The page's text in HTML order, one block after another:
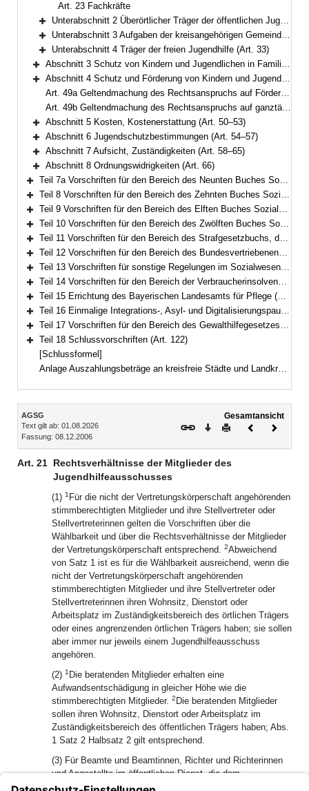
Art. 23 Fachkräfte
Bereich erweitern
Unterabschnitt 2 Überörtlicher Träger der öffentlichen Jugendhilfe, Zentrum Bayern Familie und Soziales, Landesjugendamt, Oberste Landesjugendbehörde (Art. 24–29)
Bereich erweitern
Unterabschnitt 3 Aufgaben der kreisangehörigen Gemeinden, der Bezirke und des Bayerischen Jugendrings (Art. 30–32)
Bereich erweitern
Unterabschnitt 4 Träger der freien Jugendhilfe (Art. 33)
Bereich erweitern
Abschnitt 3 Schutz von Kindern und Jugendlichen in Familienpflege (Art. 34–43)
Bereich erweitern
Abschnitt 4 Schutz und Förderung von Kindern und Jugendlichen in Einrichtungen (Art. 44–49)
Art. 49a Geltendmachung des Rechtsanspruchs auf Förderung in einer Tageseinrichtung oder in Kindertagespflege bis zum Schuleintritt (noch nicht in Kraft)
Art. 49b Geltendmachung des Rechtsanspruchs auf ganztägige Bildung und Betreuung von Kindern im Grundschulalter (noch nicht in Kraft)
Bereich erweitern
Abschnitt 5 Kosten, Kostenerstattung (Art. 50–53)
Bereich erweitern
Abschnitt 6 Jugendschutzbestimmungen (Art. 54–57)
Bereich erweitern
Abschnitt 7 Aufsicht, Zuständigkeiten (Art. 58–65)
Bereich erweitern
Abschnitt 8 Ordnungswidrigkeiten (Art. 66)
Bereich erweitern
Teil 7a Vorschriften für den Bereich des Neunten Buches Sozialgesetzbuch – Rehabilitation und Teilhabe von Menschen mit Behinderungen – (Art. 66a–66g)
Bereich erweitern
Teil 8 Vorschriften für den Bereich des Zehnten Buches Sozialgesetzbuch – Sozialverwaltungsverfahren und Sozialdatenschutz – (Art. 67)
Bereich erweitern
Teil 9 Vorschriften für den Bereich des Elften Buches Sozialgesetzbuch – Soziale Pflegeversicherung – (Art. 68–79)
Bereich erweitern
Teil 10 Vorschriften für den Bereich des Zwölften Buches Sozialgesetzbuch – Sozialhilfe – (Art. 80–94)
Bereich erweitern
Teil 11 Vorschriften für den Bereich des Strafgesetzbuchs, der Strafprozessordnung und des Betäubungsmittelgesetzes (Art. 95–97)
Bereich erweitern
Teil 12 Vorschriften für den Bereich des Bundesvertriebenengesetzes, des Aufenthaltsgesetzes und der Sozialen Entschädigung (Art. 98–108)
Bereich erweitern
Teil 13 Vorschriften für sonstige Regelungen im Sozialwesen (Art. 109–111b)
Bereich erweitern
Teil 14 Vorschriften für den Bereich der Verbraucherinsolvenz nach der Insolvenzordnung (Art. 112–116)
Bereich erweitern
Teil 15 Errichtung des Bayerischen Landesamts für Pflege (Art. 117)
Bereich erweitern
Teil 16 Einmalige Integrations-, Asyl- und Digitalisierungspauschale für Kommunen (Art. 118)
Bereich erweitern
Teil 17 Vorschriften für den Bereich des Gewalthilfegesetzes (Art. 119–121)
Bereich erweitern
Teil 18 Schlussvorschriften (Art. 122)
[Schlussformel]
Anlage Auszahlungsbeträge an kreisfreie Städte und Landkreise
Inhalt
AGSG
Text gilt ab: 01.08.2026
Fassung: 08.12.2006
Gesamtansicht
Download
DruckenVorheriges
Art. 21 Rechtsverhältnisse der Mitglieder des
Jugendhilfeausschusses
(1) 1 Für die nicht der Vertretungskörperschaft angehörenden
stimmberechtigten Mitglieder und ihre Stellvertreter oder
Stellvertreterinnen gelten die Vorschriften über die
Wählbarkeit und über die Rechtsverhältnisse der Mitglieder
der Vertretungskörperschaft entsprechend. 2Abweichend
von Satz 1 ist es für die Wählbarkeit ausreichend, wenn die
nicht der Vertretungskörperschaft angehörenden
stimmberechtigten Mitglieder und ihre Stellvertreter oder
Stellvertreterinnen ihren Wohnsitz, Dienstort oder
Arbeitsplatz im Zuständigkeitsbereich des örtlichen Trägers
oder eines angrenzenden örtlichen Trägers haben; sie sollen
aber immer nur jeweils einem Jugendhilfeausschuss
angehören.
(2) 1 Die beratenden Mitglieder erhalten eine
Aufwandsentschädigung in gleicher Höhe wie die
stimmberechtigten Mitglieder. 2 Die beratenden Mitglieder
sollen ihren Wohnsitz, Dienstort oder Arbeitsplatz im
Zuständigkeitsbereich des öffentlichen Trägers haben; Abs.
1 Satz 2 Halbsatz 2 gilt entsprechend.
(3) Für Beamte und Beamtinnen, Richter und Richterinnen
und Angestellte im öffentlichen Dienst, die dem
Jugendhilfeausschuss auf Grund ihres Amts angehören,